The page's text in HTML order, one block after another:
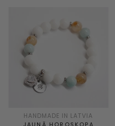
HANDMADE IN LATVIA
JAUNĀ HOROSKOPA